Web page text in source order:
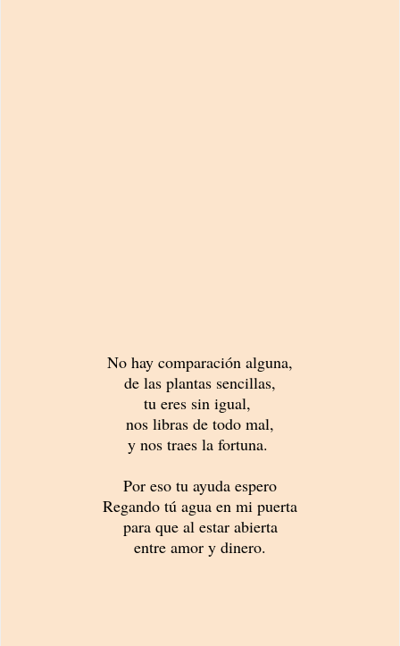
No hay comparación alguna,
de las plantas sencillas,
tu eres sin igual,
nos libras de todo mal,
y nos traes la fortuna.
Por eso tu ayuda espero
Regando tú agua en mi puerta
para que al estar abierta
entre amor y dinero.